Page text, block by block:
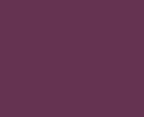
y Comisiwn